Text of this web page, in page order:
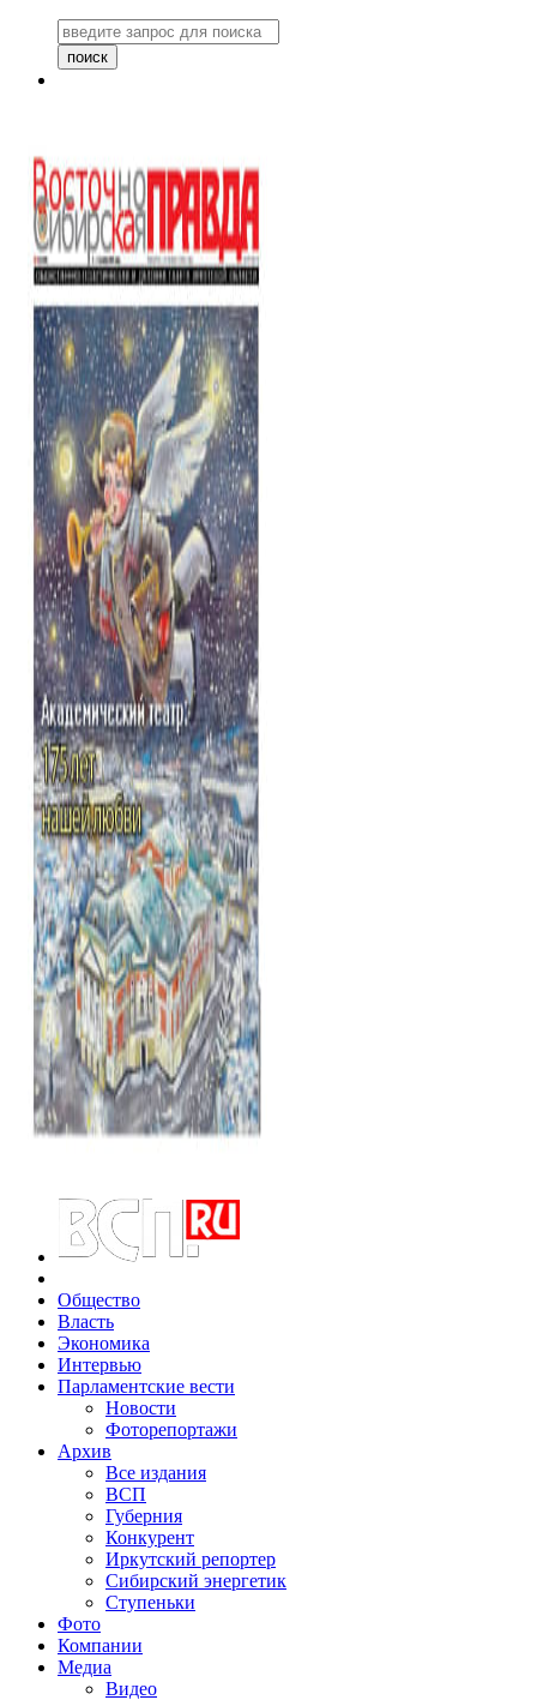
Общество
Власть
Экономика
Интервью
Парламентские вести
Новости
Фоторепортажи
Архив
Все издания
ВСП
Губерния
Конкурент
Иркутский репортер
Сибирский энергетик
Ступеньки
Фото
Компании
Медиа
Видео